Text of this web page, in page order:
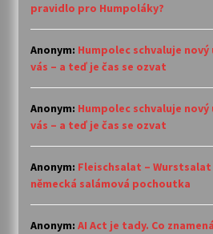
pravidlo pro Humpoláky?
Anonym: Humpolec schvaluje
vás – a teď je čas se ozvat
Anonym: Humpolec schvaluje
vás – a teď je čas se ozvat
Anonym: Fleischsalat –
německá salámová pochoutka
Anonym: AI Act je tady. Co